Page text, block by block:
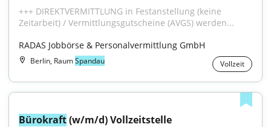
+++ DIREKTVERMITTLUNG in Festanstellung (keine
Zeitarbeit) / Vermittlungsgutscheine (AVGS) werden...
RADAS Jobbörse & Personalvermittlung GmbH
Berlin, RaumSpandau Vollzeit
Bürokraft (w/m/d) Vollzeitstelle